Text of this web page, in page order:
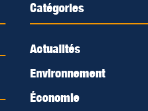
Catégories
Actualités
Environnement
Économie